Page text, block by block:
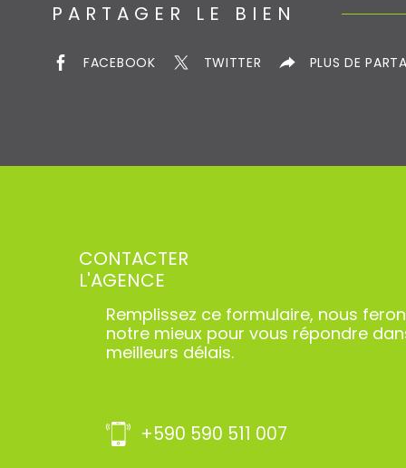
PARTAGER LE BIEN
FACEBOOK TWITTER PLUS DE
CONTACTER
L'AGENCE
Remplissez ce formulaire, nous
notre mieux pour vous répondre
meilleurs délais.
+590 590 511 007